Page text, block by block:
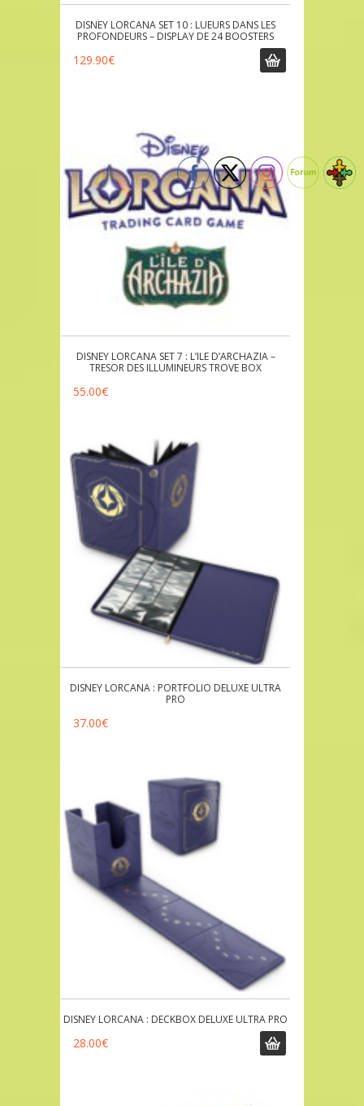
DISNEY LORCANA SET 10 : LUEURS DANS LES
PROFONDEURS – DISPLAY DE 24 BOOSTERS
129.90€
DISNEY LORCANA SET 7 : L’ILE D’ARCHAZIA –
TRESOR DES ILLUMINEURS TROVE BOX
55.00€
DISNEY LORCANA : PORTFOLIO DELUXE ULTRA
PRO
37.00€
DISNEY LORCANA : DECKBOX DELUXE ULTRA PRO
28.00€